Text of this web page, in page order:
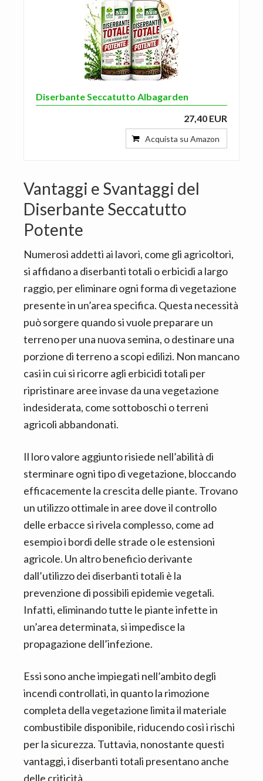
Diserbante Seccatutto Albagarden
27,40 EUR
Acquista su Amazon
Vantaggi e Svantaggi del
Diserbante Seccatutto
Potente
Numerosi addetti ai lavori, come gli agricoltori,
si affidano a diserbanti totali o erbicidi a largo
raggio, per eliminare ogni forma di vegetazione
presente in un’area specifica. Questa necessità
può sorgere quando si vuole preparare un
terreno per una nuova semina, o destinare una
porzione di terreno a scopi edilizi. Non mancano
casi in cui si ricorre agli erbicidi totali per
ripristinare aree invase da una vegetazione
indesiderata, come sottoboschi o terreni
agricoli abbandonati.
Il loro valore aggiunto risiede nell’abilità di
sterminare ogni tipo di vegetazione, bloccando
efficacemente la crescita delle piante. Trovano
un utilizzo ottimale in aree dove il controllo
delle erbacce si rivela complesso, come ad
esempio i bordi delle strade o le estensioni
agricole. Un altro beneficio derivante
dall’utilizzo dei diserbanti totali è la
prevenzione di possibili epidemie vegetali.
Infatti, eliminando tutte le piante infette in
un’area determinata, si impedisce la
propagazione dell’infezione.
Essi sono anche impiegati nell’ambito degli
incendi controllati, in quanto la rimozione
completa della vegetazione limita il materiale
combustibile disponibile, riducendo così i rischi
per la sicurezza. Tuttavia, nonostante questi
vantaggi, i diserbanti totali presentano anche
delle criticità.